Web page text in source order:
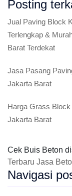
Posting
Jual Paving Block
Terlengkap &
Barat Terdekat
Jasa Pasang
Jakarta Barat
Harga Grass
Jakarta Barat
Cek Buis Beton
Terbaru Jasa
Navigasi